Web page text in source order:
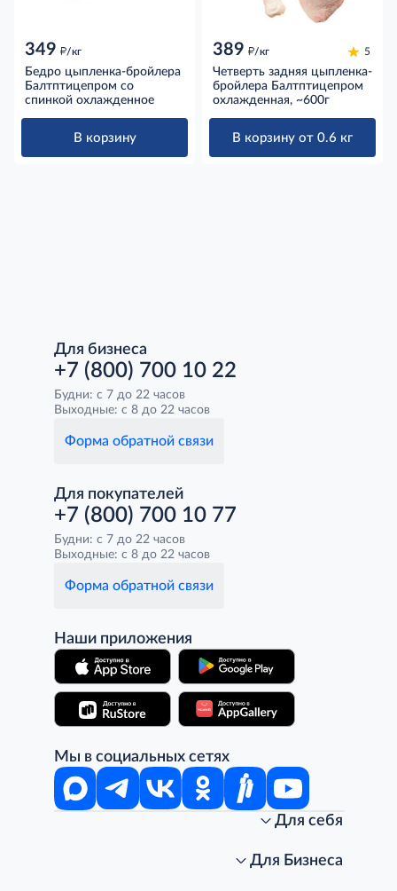
349 д/кг
Бедро цыпленка-бройлера
Балтптицепром со
спинкой охлажденное
В корзину
389 д/кг 5
Четверть задняя цыпленка-
бройлера Балтптицепром
охлажденная, ~600г
В корзину от 0.6 кг
Для бизнеса
+7 (800) 700 10 22
Будни: с 7 до 22 часов
Выходные: с 8 до 22 часов
Форма обратной связи
Для покупателей
+7 (800) 700 10 77
Будни: с 7 до 22 часов
Выходные: с 8 до 22 часов
Форма обратной связи
Наши приложения
Мы в социальных сетях
Для себя
Стань клиентом METRO
Для Бизнеса